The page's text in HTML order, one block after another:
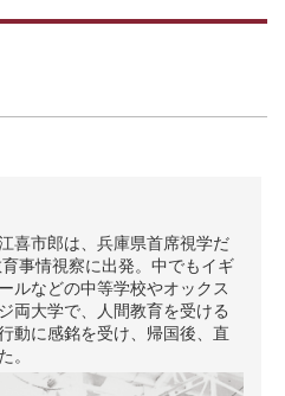
喜市郎は、兵庫県首席視学だ
事情視察に出発。中でもイギ
ルなどの中等学校やオックス
両大学で、人間教育を受ける
動に感銘を受け、帰国後、直